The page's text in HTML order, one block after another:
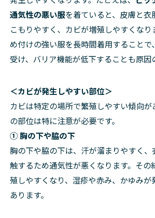
通気性の悪い服を着ていると、皮膚と衣
こもりやすく、カビが増殖しやすくなり
め付けの強い服を長時間着用することで
受け、バリア機能が低下することも原因
＜カビが発生しやすい部位＞
カビは特定の場所で繁殖しやすい傾向が
の部位は特に注意が必要です。
① 胸の下や脇の下
胸の下や脇の下は、汗が溜まりやすく、
触するため通気性が悪くなります。その
殖しやすくなり、湿疹や赤み、かゆみが
あります。